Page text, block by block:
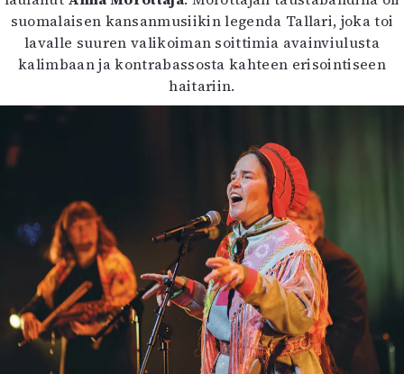
suomalaisen kansanmusiikin legenda Tallari, joka toi
lavalle suuren valikoiman soittimia avainviulusta
kalimbaan ja kontrabassosta kahteen erisointiseen
haitariin.